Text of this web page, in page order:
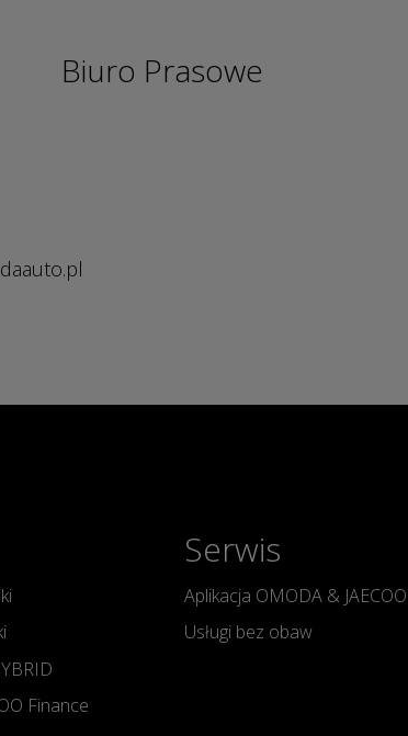
Biuro Prasowe
Finance
Serwis
Aplikacja OMODA & JAECOO
Usługi bez obaw